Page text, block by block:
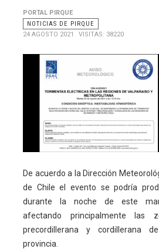
PORTAL PIRQUE
NOTICIAS DE PIRQUE
24 AGOSTO 2021
VISITAS: 38220
De acuerdo a la Dirección
de Chile el evento se podría
durante la noche de este
afectando principalmente las
precordillerana y cordillerana
provincia.